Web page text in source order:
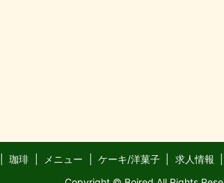
珈琲 メニュー ケーキ/洋菓子 求人情報